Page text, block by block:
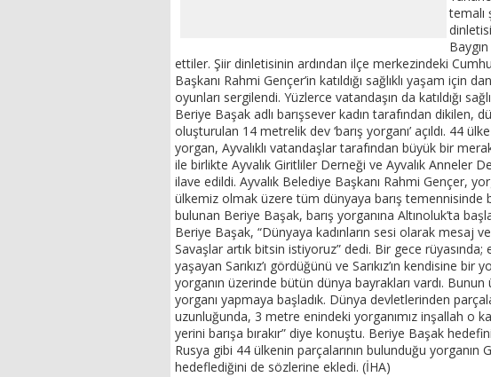
temalı
ettiler. Şiir dinletisinin ardından ilçe merkezindeki
Başkanı Rahmi Gençer’in katıldığı sağlıklı yaşam için
oyunları sergilendi. Yüzlerce vatandaşın da katıldığı
Beriye Başak adlı barışsever kadın tarafından dikilen,
oluşturulan 14 metrelik dev ‘barış yorganı’ açıldı. 44
yorgan, Ayvalıklı vatandaşlar tarafından büyük bir
ile birlikte Ayvalık Giritliler Derneği ve Ayvalık Anneler
ilave edildi. Ayvalık Belediye Başkanı Rahmi Gençer,
ülkemiz olmak üzere tüm dünyaya barış temennisinde
bulunan Beriye Başak, barış yorganına Altınoluk’ta
Beriye Başak, “Dünyaya kadınların sesi olarak mesaj
Savaşlar artık bitsin istiyoruz” dedi. Bir gece rüyasında;
yaşayan Sarıkız’ı gördüğünü ve Sarıkız’ın kendisine
yorganın üzerinde bütün dünya bayrakları vardı.
yorganı yapmaya başladık. Dünya devletlerinden
uzunluğunda, 3 metre enindeki yorganımız inşallah o
yerini barışa bırakır” diye konuştu. Beriye Başak
Rusya gibi 44 ülkenin parçalarının bulunduğu yorganın
hedeflediğini de sözlerine ekledi. (İHA)